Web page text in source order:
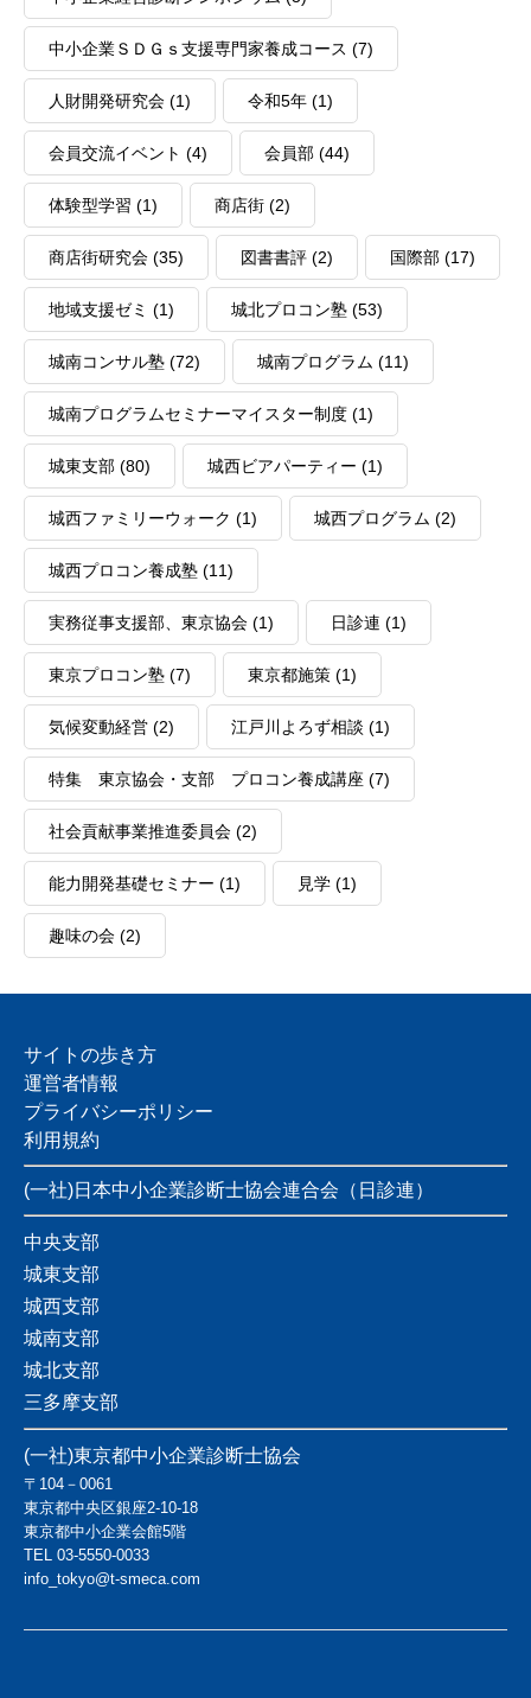
中小企業ＳＤＧｓ支援専門家養成コース (7)
人財開発研究会 (1) 令和5年 (1)
会員交流イベント (4) 会員部 (44)
体験型学習 (1) 商店街 (2)
商店街研究会 (35) 図書書評 (2) 国際部 (17)
地域支援ゼミ (1) 城北プロコン塾 (53)
城南コンサル塾 (72) 城南プログラム (11)
城南プログラムセミナーマイスター制度 (1)
城東支部 (80) 城西ビアパーティー (1)
城西ファミリーウォーク (1) 城西プログラム (2)
城西プロコン養成塾 (11)
実務従事支援部、東京協会 (1) 日診連 (1)
東京プロコン塾 (7) 東京都施策 (1)
気候変動経営 (2) 江戸川よろず相談 (1)
特集 東京協会・支部 プロコン養成講座 (7)
社会貢献事業推進委員会 (2)
能力開発基礎セミナー (1) 見学 (1)
趣味の会 (2)
サイトの歩き方
運営者情報
プライバシーポリシー
利用規約
(一社)日本中小企業診断士協会連合会（日診連）
中央支部
城東支部
城西支部
城南支部
城北支部
三多摩支部
(一社)東京都中小企業診断士協会
〒104－0061
東京都中央区銀座2-10-18
東京都中小企業会館5階
TEL 03-5550-0033
info_tokyo@t-smeca.com